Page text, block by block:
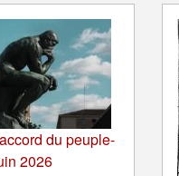
du peuple-
2026